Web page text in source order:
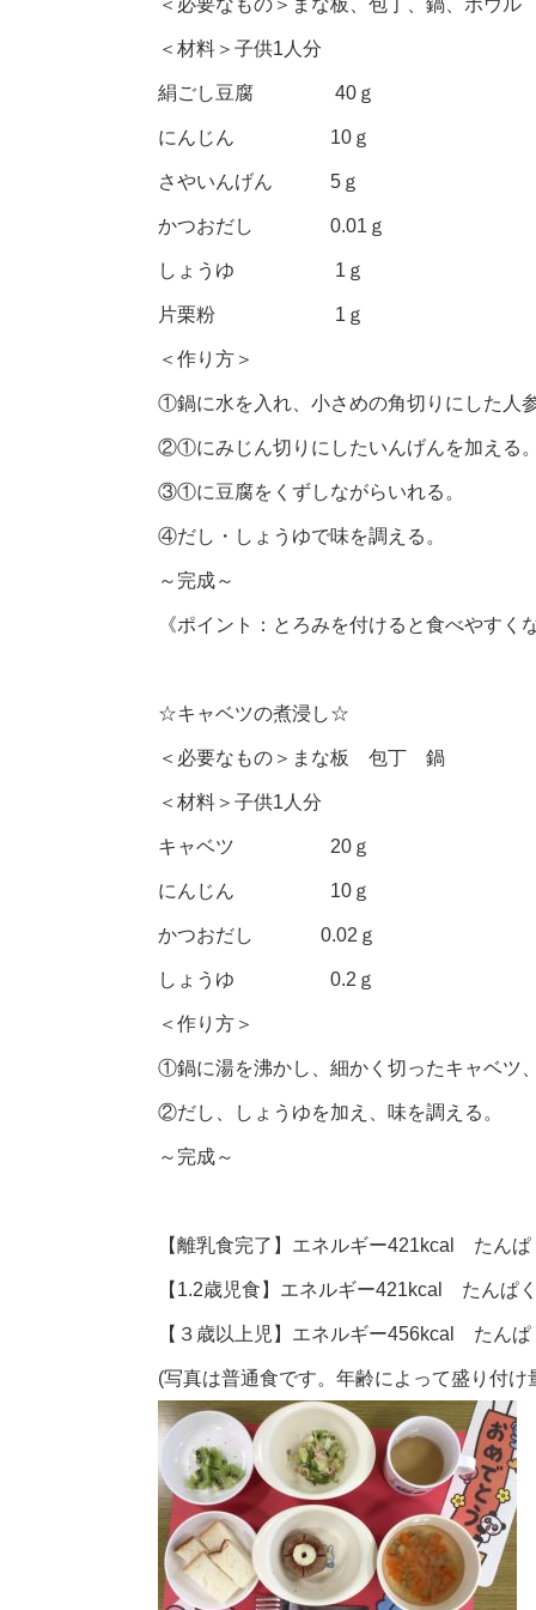
＜材料＞子供1人分
絹ごし豆腐 40ｇ
にんじん 10ｇ
さやいんげん 5ｇ
かつおだし 0.01ｇ
しょうゆ 1ｇ
片栗粉 1ｇ
＜作り方＞
①鍋に水を入れ、小さめの角切りにした人
②①にみじん切りにしたいんげんを加える。
③①に豆腐をくずしながらいれる。
④だし・しょうゆで味を調える。
～完成～
《ポイント：とろみを付けると食べやすく
☆キャベツの煮浸し☆
＜必要なもの＞まな板 包丁 鍋
＜材料＞子供1人分
キャベツ 20ｇ
にんじん 10ｇ
かつおだし 0.02ｇ
しょうゆ 0.2ｇ
＜作り方＞
①鍋に湯を沸かし、細かく切ったキャベツ
②だし、しょうゆを加え、味を調える。
～完成～
【離乳食完了】エネルギー421kcal たん
【1.2歳児食】エネルギー421kcal たんぱ
【３歳以上児】エネルギー456kcal たん
(写真は普通食です。年齢によって盛り付